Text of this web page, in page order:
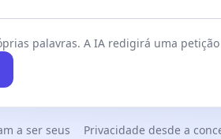
palavras. A IA redigirá uma
a ser seus Privacidade desde a